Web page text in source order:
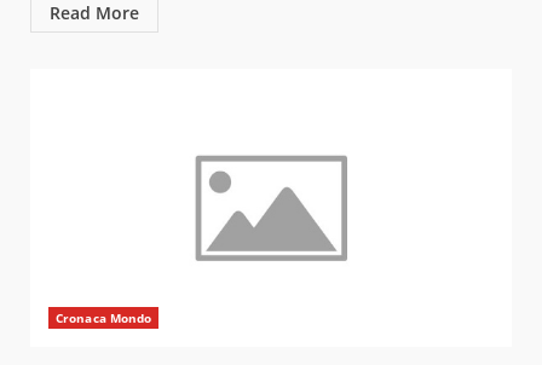
Read More
Cronaca Mondo